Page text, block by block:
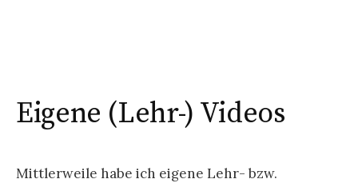
Eigene (Lehr-) Videos
Mittlerweile habe ich eigene Lehr- bzw.